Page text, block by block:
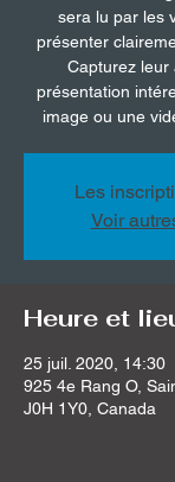
sera lu par les
présenter
Capturez leur
présentation
image ou une
Les
Voir
Heure et
25 juil. 2020, 14:30
925 4e Rang O,
J0H 1Y0, Canada